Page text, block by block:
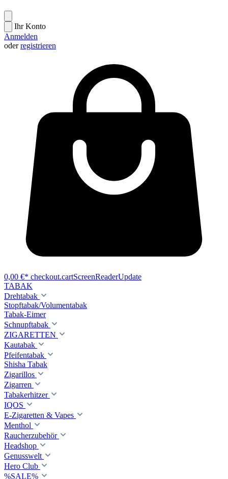
Ihr Konto
Anmelden
oderregistrieren
0,00 €* checkout.cartScreenReaderUpdate
TABAK
Drehtabak
Stopftabak/Volumentabak
Tabak-Eimer
Schnupftabak
ZIGARETTEN
Kautabak
Pfeifentabak
Shisha Tabak
Zigarillos
Zigarren
Tabakerhitzer
IQOS
E-Zigaretten & Vapes
Menthol
Raucherzubehör
Headshop
Genusswelt
Hero Club
%SALE%